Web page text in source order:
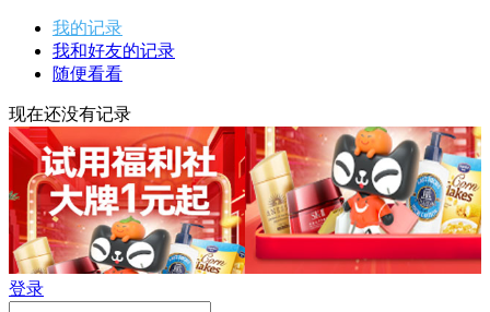
我的记录
我和好友的记录
随便看看
现在还没有记录
登录